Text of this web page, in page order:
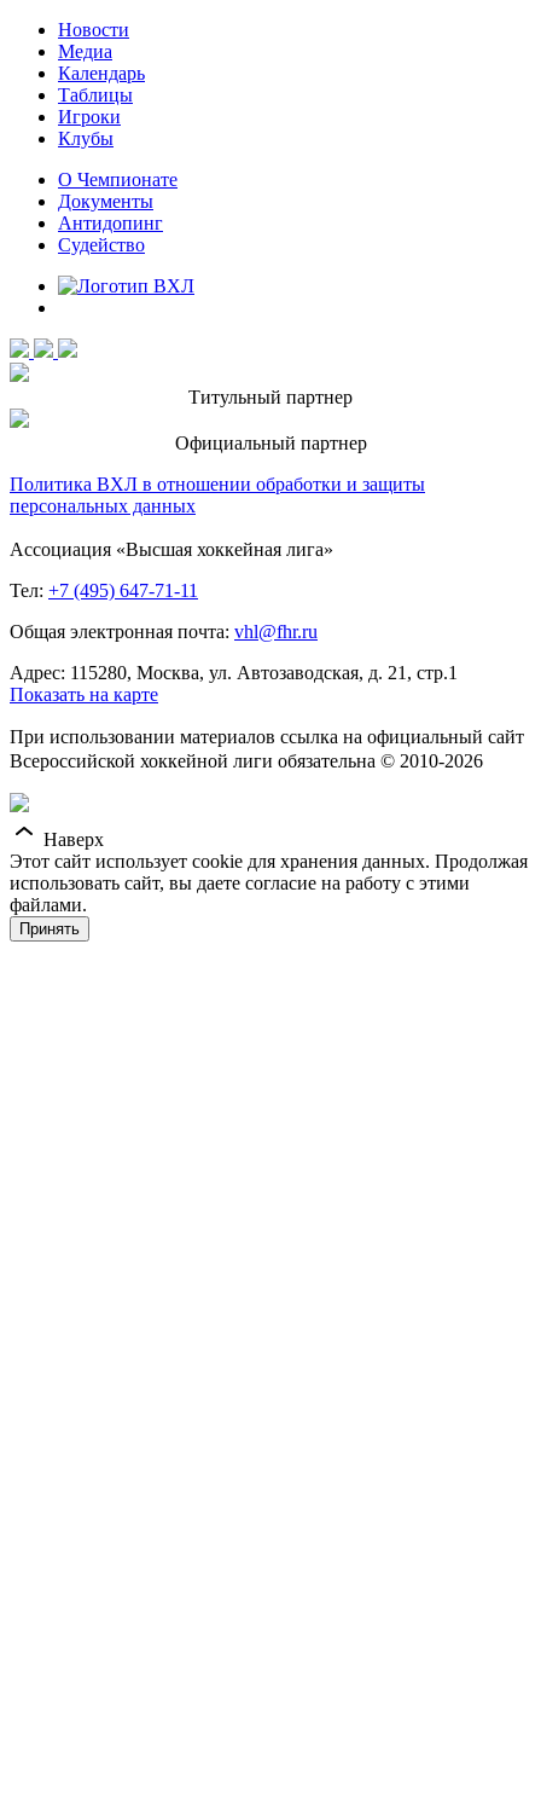
Новости
Медиа
Календарь
Таблицы
Игроки
Клубы
О Чемпионате
Документы
Антидопинг
Судейство
Титульный партнер
Официальный партнер
Политика ВХЛ в отношении обработки и защиты
персональных данных
Ассоциация «Высшая хоккейная лига»
Тел: +7 (495) 647-71-11
Общая электронная почта: vhl@fhr.ru
Адрес: 115280, Москва, ул. Автозаводская, д. 21, стр.1
Показать на карте
При использовании материалов ссылка на официальный сайт
Всероссийской хоккейной лиги обязательна © 2010-2026
Наверх
Этот сайт использует cookie для хранения данных. Продолжая
использовать сайт, вы даете согласие на работу с этими
файлами.
Принять